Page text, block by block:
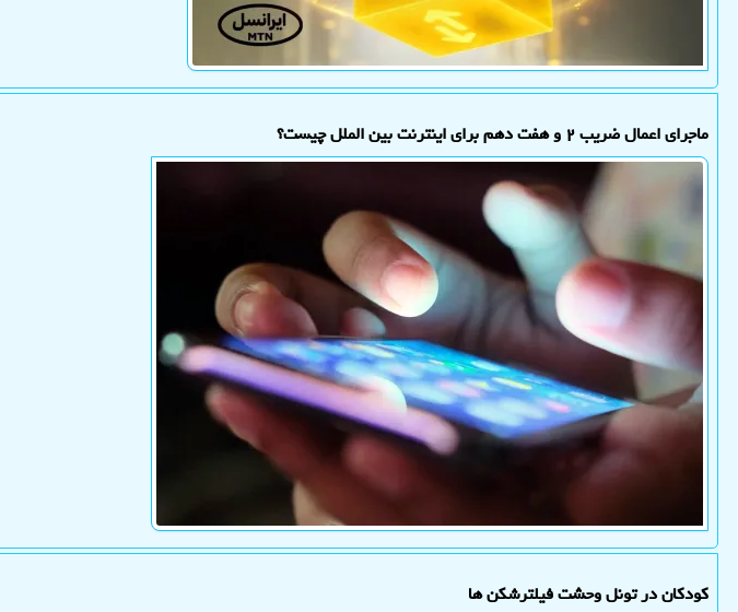
ماجرای اعمال ضریب ۲ و هفت دهم برای اینترنت بین الملل چیست؟
کودکان در تونل وحشت فیلترشکن ها